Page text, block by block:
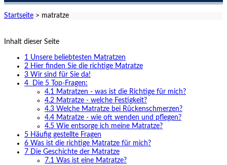
Startseite > matratze
Inhalt dieser Seite
1 Unsere beliebtesten Matratzen
2 Hier finden Sie die richtige Matratze
3 Wir sind für Sie da!
4 Die 5 Top-Fragen:
4.1 Matratzen - was ist die Richtige für mich?
4.2 Matratze - welche Festigkeit?
4.3 Welche Matratze bei Rückenschmerzen?
4.4 Matratze - wie oft wenden und pflegen?
4.5 Wie entsorge ich meine Matratze?
5 Häufig gestellte Fragen
6 Was ist die richtige Matratze für mich?
7 Die Geschichte der Matratze
7.1 Was ist eine Matratze?